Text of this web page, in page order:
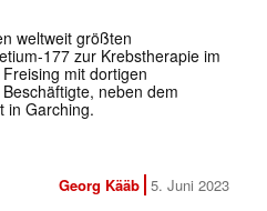
weltweit größten
177 zur Krebstherapie im
mit dortigen
neben dem
in Garching.
Georg Kääb 5. Juni 2023